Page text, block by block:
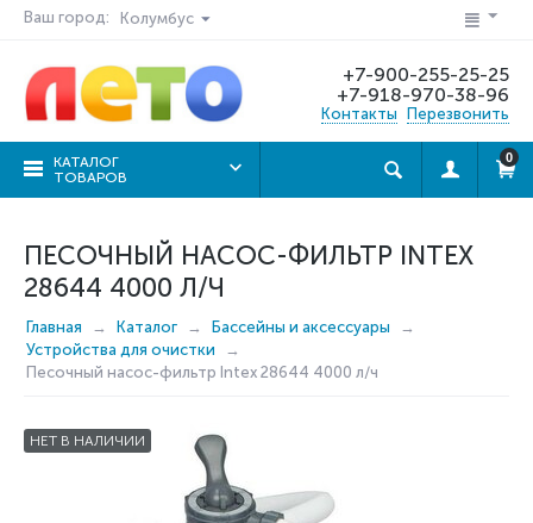
Ваш город: Колумбус
+7-900-255-25-25
+7-918-970-38-96
Контакты Перезвонить
КАТАЛОГ
ТОВАРОВ
0
ПЕСОЧНЫЙ НАСОС-ФИЛЬТР INTEX
28644 4000 Л/Ч
Главная Каталог
Бассейны и аксессуары
Устройства для очистки
Песочный насос-фильтр Intex 28644 4000 л/ч
НЕТ В НАЛИЧИИ